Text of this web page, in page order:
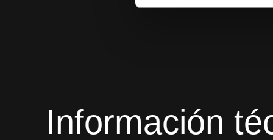
Información